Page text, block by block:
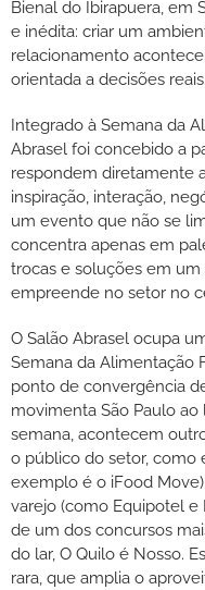
Bienal do Ibirapuera, em
e inédita: criar um
relacionamento
orientada a decisões reais.
Integrado à Semana da
Abrasel foi concebido a
respondem diretamente
inspiração, interação,
um evento que não se
concentra apenas em
trocas e soluções em
empreende no setor no
O Salão Abrasel ocupa
Semana da Alimentação
ponto de convergência
movimenta São Paulo
semana, acontecem
o público do setor, como
exemplo é o iFood
varejo (como Equipotel e
de um dos concursos
do lar, O Quilo é Nosso.
rara, que amplia o